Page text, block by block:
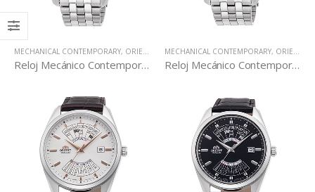
MECHANICAL CONTEMPORARY, ORIENT ORIENT STAR,RELOJES
Reloj Mecánico Contemporáneo RA-BA0003L
MECHANICAL CONTEMPORARY, ORIENT
Reloj Mecánico Contemporáneo RA-BA0004S